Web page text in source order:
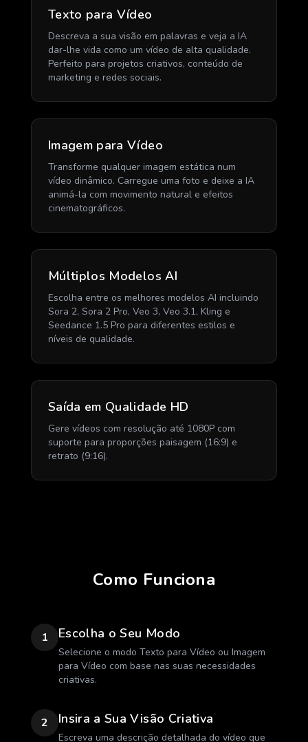
Texto para Vídeo
Descreva a sua visão em palavras e veja a IA
dar-lhe vida como um vídeo de alta qualidade.
Perfeito para projetos criativos, conteúdo de
marketing e redes sociais.
Imagem para Vídeo
Transforme qualquer imagem estática num
vídeo dinâmico. Carregue uma foto e deixe a IA
animá-la com movimento natural e efeitos
cinematográficos.
Múltiplos Modelos AI
Escolha entre os melhores modelos AI incluindo
Sora 2, Sora 2 Pro, Veo 3, Veo 3.1, Kling e
Seedance 1.5 Pro para diferentes estilos e
níveis de qualidade.
Saída em Qualidade HD
Gere vídeos com resolução até 1080P com
suporte para proporções paisagem (16:9) e
retrato (9:16).
Como Funciona
1 Escolha o Seu Modo
Selecione o modo Texto para Vídeo ou Imagem
para Vídeo com base nas suas necessidades
criativas.
2 Insira a Sua Visão Criativa
Escreva uma descrição detalhada do vídeo que